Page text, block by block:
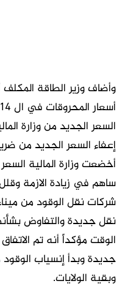
وأضاف وزير الطاقة
السعر الجديد من وزارة
إعفاء السعر الجديد من
أخضعت وزارة المالية
ساهم في زيادة الازمة
شركات نقل الوقود من
نقل جديدة والتفاوض
الوقت مؤكداً أنه تم
جديدة وبدأ إنسياب
وبقية الولايات.